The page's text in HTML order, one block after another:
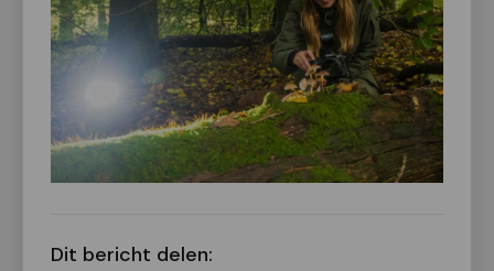
Dit bericht delen: